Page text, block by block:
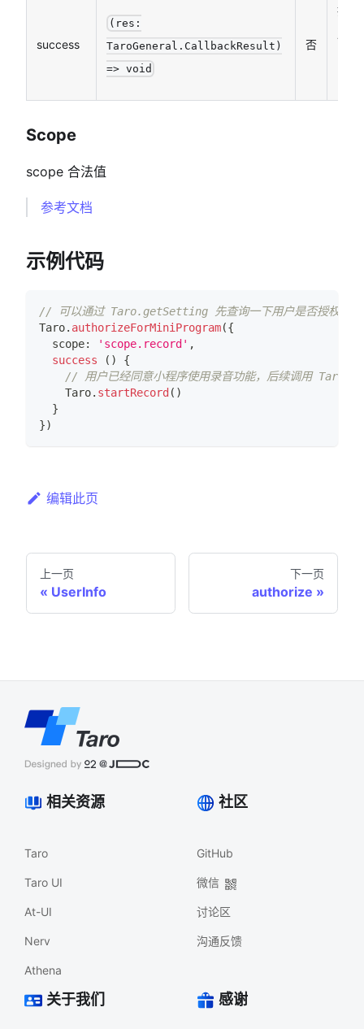
success
(res:
TaroGeneral.CallbackResult)
=> void
否
接口
Scope
scope 合法值
参考文档
示例代码
// 可以通过 Taro.getSetting 先查询一下用户是否授权
Taro. authorizeForMiniProgram({
  scope
: 'scope.record' ,
success
( )
{
// 用户已经同意小程序使用录音功能，后续调用
Taro. startRecord ( )
}
})
编辑此页
上一页
UserInfo
下一页
authorize
相关资源
Taro
Taro UI
At-UI
Nerv
Athena
社区
GitHub
微信
讨论区
沟通反馈
关于我们 感谢